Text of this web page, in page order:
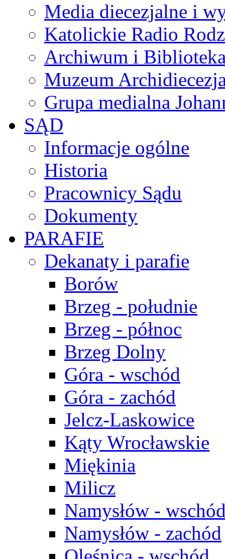
Media diecezjalne i
Katolickie Radio
Archiwum i
Muzeum
Grupa medialna
SĄD
Informacje ogólne
Historia
Pracownicy Sądu
Dokumenty
PARAFIE
Dekanaty i parafie
Borów
Brzeg - południe
Brzeg - północ
Brzeg Dolny
Góra - wschód
Góra - zachód
Jelcz-Laskowice
Kąty Wrocławskie
Miękinia
Milicz
Namysłów -
Namysłów - zachód